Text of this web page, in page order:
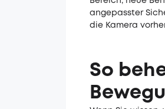
angepasster
die Kamera
So